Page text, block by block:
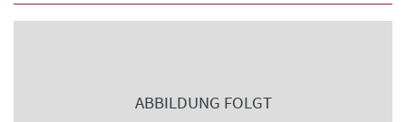
ABBILDUNG FOLGT